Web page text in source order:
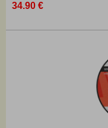
34.90 €